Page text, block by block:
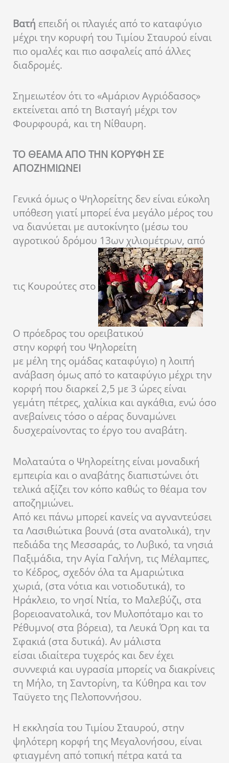
Βατή επειδή οι πλαγιές από το καταφύγιο
μέχρι την κορυφή του Τιμίου Σταυρού είναι
πιο ομαλές και πιο ασφαλείς από άλλες
διαδρομές.
Σημειωτέον ότι το «Αμάριον Αγριόδασος»
εκτείνεται από τη Βισταγή μέχρι τον
Φουρφουρά, και τη Νίθαυρη.
ΤΟ ΘΕΑΜΑ ΑΠΟ ΤΗΝ ΚΟΡΥΦΗ ΣΕ
ΑΠΟΖΗΜΙΩΝΕΙ
Γενικά όμως ο Ψηλορείτης δεν είναι εύκολη
υπόθεση γιατί μπορεί ένα μεγάλο μέρος του
να διανύεται με αυτοκίνητο (μέσω του
αγροτικού δρόμου 13ων χιλιομέτρων, από
τις Κουρούτες στο
Ο πρόεδρος του ορειβατικού
στην κορφή του Ψηλορείτη
με μέλη της ομάδας καταφύγιο) η λοιπή
ανάβαση όμως από το καταφύγιο μέχρι την
κορφή που διαρκεί 2,5 με 3 ώρες είναι
γεμάτη πέτρες, χαλίκια και αγκάθια, ενώ όσο
ανεβαίνεις τόσο ο αέρας δυναμώνει
δυσχεραίνοντας το έργο του αναβάτη.
Μολαταύτα ο Ψηλορείτης είναι μοναδική
εμπειρία και ο αναβάτης διαπιστώνει ότι
τελικά αξίζει τον κόπο καθώς το θέαμα τον
αποζημιώνει.
Από κει πάνω μπορεί κανείς να αγναντεύσει
τα Λασιθιώτικα βουνά (στα ανατολικά), την
πεδιάδα της Μεσσαράς, το Λυβικό, τα νησιά
Παξιμάδια, την Αγία Γαλήνη, τις Μέλαμπες,
το Κέδρος, σχεδόν όλα τα Αμαριώτικα
χωριά, (στα νότια και νοτιοδυτικά), το
Ηράκλειο, το νησί Ντία, το Μαλεβύζι, στα
βορειοανατολικά, τον Μυλοπόταμο και το
Ρέθυμνο( στα βόρεια), τα Λευκά Όρη και τα
Σφακιά (στα δυτικά). Αν μάλιστα
είσαι ιδιαίτερα τυχερός και δεν έχει
συννεφιά και υγρασία μπορείς να διακρίνεις
τη Μήλο, τη Σαντορίνη, τα Κύθηρα και τον
Ταϋγετο της Πελοποννήσου.
Η εκκλησία του Τιμίου Σταυρού, στην
ψηλότερη κορφή της Μεγαλονήσου, είναι
φτιαγμένη από τοπική πέτρα κατά τα